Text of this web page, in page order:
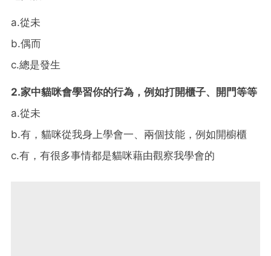
a.從未
b.偶而
c.總是發生
2.家中貓咪會學習你的行為，例如打開櫃子、開門等等
a.從未
b.有，貓咪從我身上學會一、兩個技能，例如開櫥櫃
c.有，有很多事情都是貓咪藉由觀察我學會的